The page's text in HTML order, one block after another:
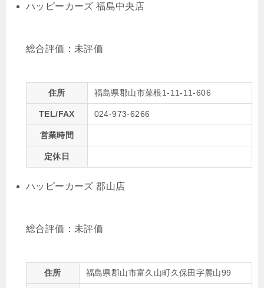
ハッピーカーズ 福島中央店
総合評価： 未評価
住所 福島県郡山市菜根1-11-11-606
TEL/FAX 024-973-6266
営業時間
定休日
ハッピーカーズ 郡山店
総合評価： 未評価
住所 福島県郡山市富久山町久保田字麓山99